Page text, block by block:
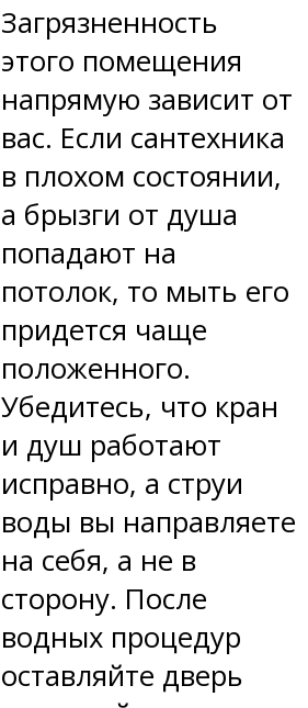
Загрязненность
этого помещения
напрямую зависит от
вас. Если сантехника
в плохом состоянии,
а брызги от душа
попадают на
потолок, то мыть его
придется чаще
положенного.
Убедитесь, что кран
и душ работают
исправно, а струи
воды вы направляете
на себя, а не в
сторону. После
водных процедур
оставляйте дверь